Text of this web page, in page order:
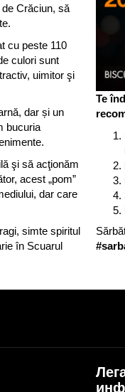
Crăciun, să
cu peste 110
culori sunt
uimitor şi
dar și un
bucuria
şi să acţionăm
acest „pom”
dar care
simte spiritul
în Scuarul
Te